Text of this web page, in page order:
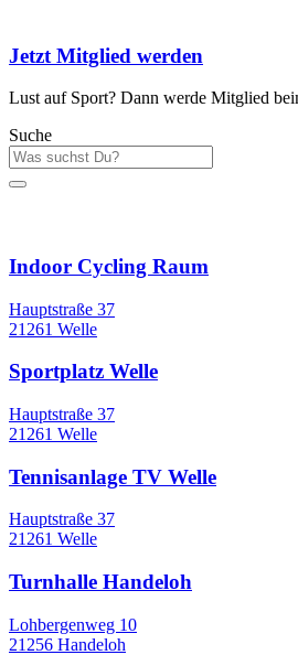
Jetzt Mitglied werden
Lust auf Sport? Dann werde Mitglied
Suche
Indoor Cycling Raum
Hauptstraße 37
21261 Welle
Sportplatz Welle
Hauptstraße 37
21261 Welle
Tennisanlage TV Welle
Hauptstraße 37
21261 Welle
Turnhalle Handeloh
Lohbergenweg 10
21256 Handeloh